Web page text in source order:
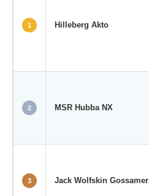
1 Hilleberg Akto
2 MSR Hubba NX
3 Jack Wolfskin Gossamer